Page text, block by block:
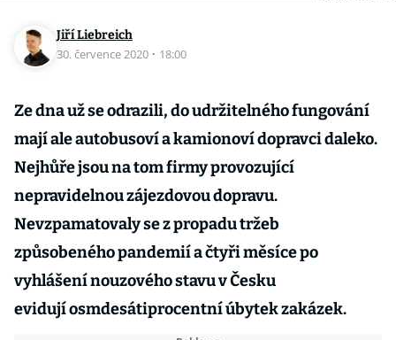
Jiří Liebreich
30. července 2020 · 18:00
Ze dna už se odrazili, do udržitelného fungování
mají ale autobusoví a kamionoví dopravci daleko.
Nejhůře jsou na tom firmy provozující
nepravidelnou zájezdovou dopravu.
Nevzpamatovaly se z propadu tržeb
způsobeného pandemií a čtyři měsíce po
vyhlášení nouzového stavu v Česku
evidují osmdesátiprocentní úbytek zakázek.